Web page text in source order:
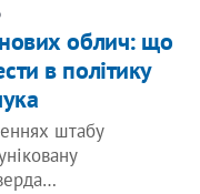
облич: що
в політику
штабу